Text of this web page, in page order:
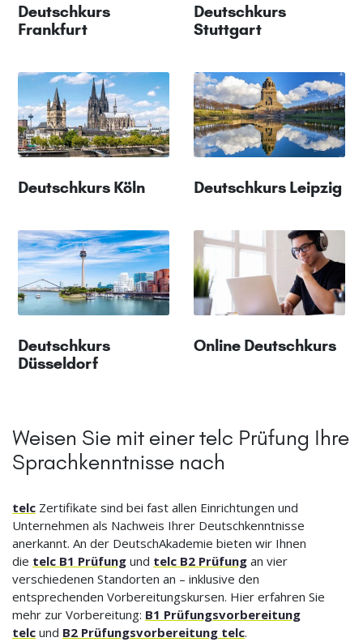
Deutschkurs
Frankfurt
Deutschkurs
Stuttgart
Deutschkurs Köln Deutschkurs Leipzig
Deutschkurs
Düsseldorf
Online Deutschkurs
Weisen Sie mit einer telc Prüfung Ihre
Sprachkenntnisse nach
telc Zertifikate sind bei fast allen Einrichtungen und
Unternehmen als Nachweis Ihrer Deutschkenntnisse
anerkannt. An der DeutschAkademie bieten wir Ihnen
die telc B1 Prüfung und telc B2 Prüfung an vier
verschiedenen Standorten an – inklusive den
entsprechenden Vorbereitungskursen. Hier erfahren Sie
mehr zur Vorbereitung: B1 Prüfungsvorbereitung
telc und B2 Prüfungsvorbereitung telc.